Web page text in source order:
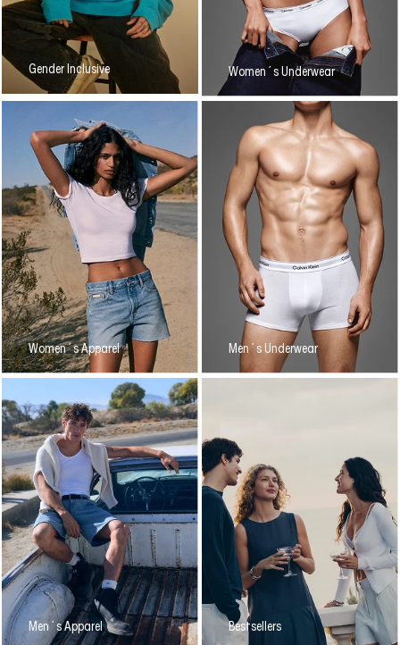
Gender Inclusive Women´s Underwear
Women´s Apparel Men´s Underwear
Men´s Apparel Bestsellers